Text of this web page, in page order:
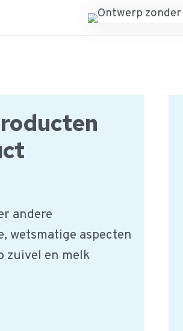
andere
wetsmatige aspecten
zuivel en melk